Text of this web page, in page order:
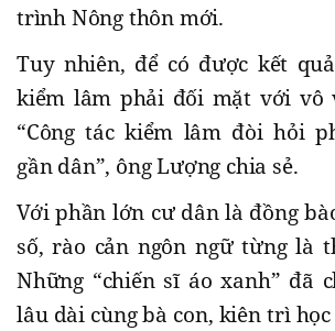
trình Nông thôn mới.
Tuy nhiên, để có được kết
kiểm lâm phải đối mặt với vô
“Công tác kiểm lâm đòi hỏi
gần dân”, ông Lượng chia sẻ.
Với phần lớn cư dân là đồng
số, rào cản ngôn ngữ từng là
Những “chiến sĩ áo xanh” đã
lâu dài cùng bà con, kiên trì